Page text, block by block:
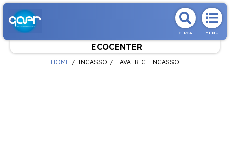
CERCA MENU
ECOCENTER
HOME INCASSO LAVATRICI INCASSO